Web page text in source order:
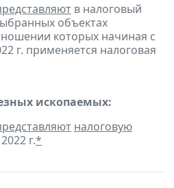
в налоговый
объектах
которых начиная с
г. применяется налоговая
ископаемых:
налоговую
г.*